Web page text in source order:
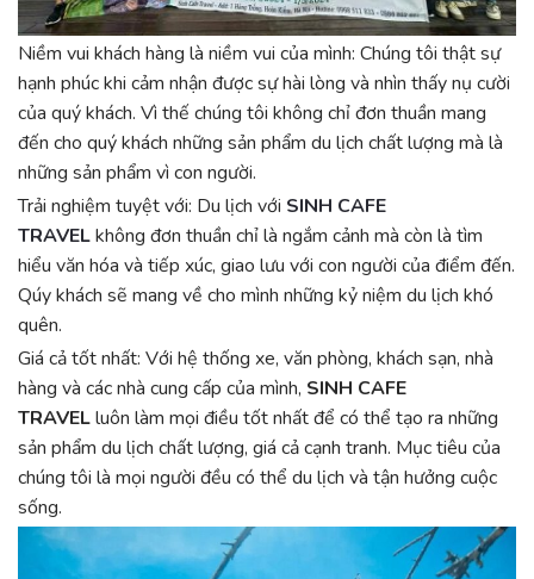
Niềm vui khách hàng là niềm vui của mình: Chúng tôi thật sự
hạnh phúc khi cảm nhận được sự hài lòng và nhìn thấy nụ cười
của quý khách. Vì thế chúng tôi không chỉ đơn thuần mang
đến cho quý khách những sản phẩm du lịch chất lượng mà là
những sản phẩm vì con người.
Trải nghiệm tuyệt với: Du lịch với SINH CAFE
TRAVELkhông đơn thuần chỉ là ngắm cảnh mà còn là tìm
hiểu văn hóa và tiếp xúc, giao lưu với con người của điểm đến.
Qúy khách sẽ mang về cho mình những kỷ niệm du lịch khó
quên.
Giá cả tốt nhất: Với hệ thống xe, văn phòng, khách sạn, nhà
hàng và các nhà cung cấp của mình, SINH CAFE
TRAVELluôn làm mọi điều tốt nhất để có thể tạo ra những
sản phẩm du lịch chất lượng, giá cả cạnh tranh. Mục tiêu của
chúng tôi là mọi người đều có thể du lịch và tận hưởng cuộc
sống.